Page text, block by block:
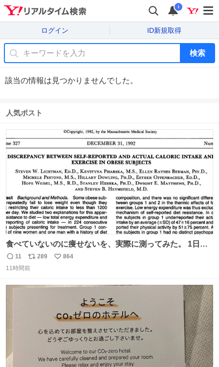
i
ログイン ID新規取得
検索
該当の情報は見つかりませんでした。
人気ポスト
食べていないのに痩せないを、実際に測ってみた。 1日
1200kcal未満と申告しながら減量できない10人を、14日間
調査。 本人の申告は平均1028kcal/日だったが、実際の摂
返
信
11
リ
ポ
289
い
864
11時間前